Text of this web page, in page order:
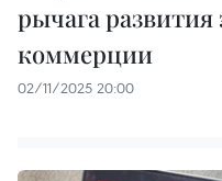
рычага
коммерции
02/11/2025 20:00